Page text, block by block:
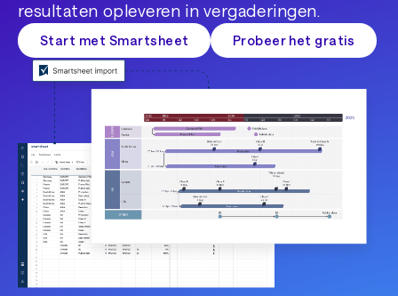
resultaten opleveren in vergaderingen.
Start met Smartsheet Probeer het gratis